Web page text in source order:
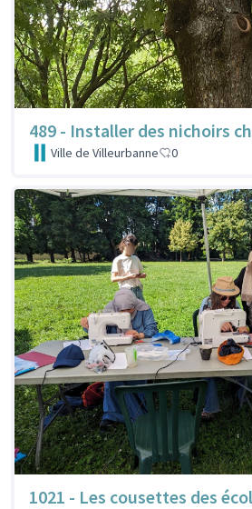
489 - Installer des nichoirs
Ville de Villeurbanne 0
1021 - Les cousettes des